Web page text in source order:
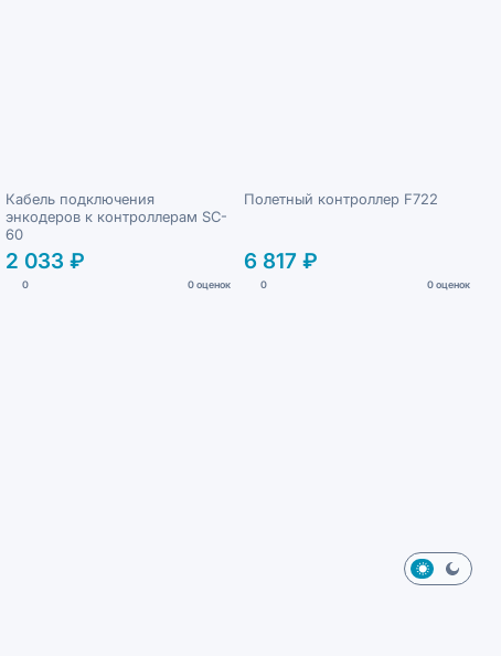
Кабель подключения
энкодеров к контроллерам SC-
60
2 033 ₽
0 0 оценок
Полетный контроллер F722
6 817 ₽
0 0 оценок